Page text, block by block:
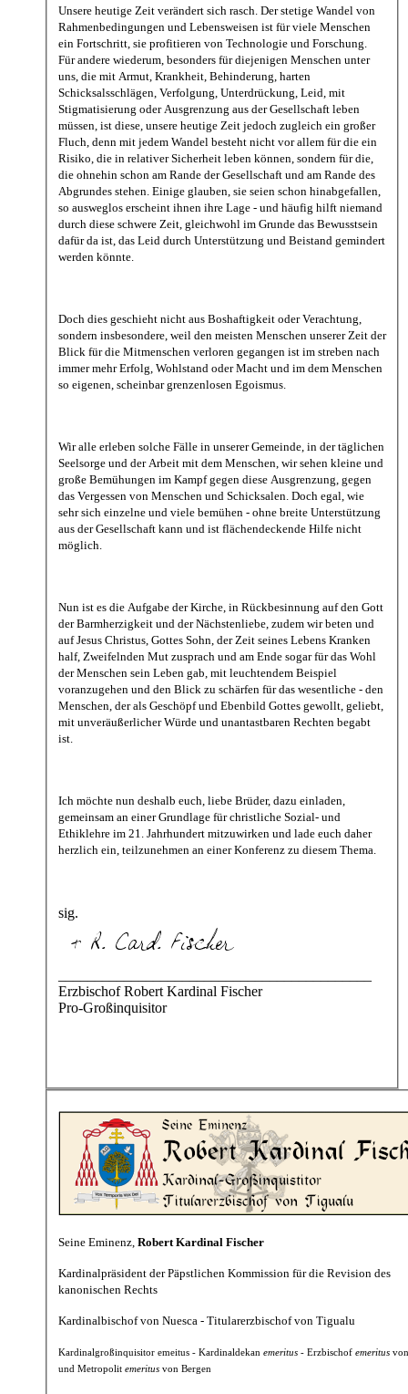
Unsere heutige Zeit verändert sich rasch. Der stetige Wandel von
Rahmenbedingungen und Lebensweisen ist für viele Menschen
ein Fortschritt, sie profitieren von Technologie und Forschung.
Für andere wiederum, besonders für diejenigen Menschen unter
uns, die mit Armut, Krankheit, Behinderung, harten
Schicksalsschlägen, Verfolgung, Unterdrückung, Leid, mit
Stigmatisierung oder Ausgrenzung aus der Gesellschaft leben
müssen, ist diese, unsere heutige Zeit jedoch zugleich ein großer
Fluch, denn mit jedem Wandel besteht nicht vor allem für die ein
Risiko, die in relativer Sicherheit leben können, sondern für die,
die ohnehin schon am Rande der Gesellschaft und am Rande des
Abgrundes stehen. Einige glauben, sie seien schon hinabgefallen,
so ausweglos erscheint ihnen ihre Lage - und häufig hilft niemand
durch diese schwere Zeit, gleichwohl im Grunde das Bewusstsein
dafür da ist, das Leid durch Unterstützung und Beistand gemindert
werden könnte.
Doch dies geschieht nicht aus Boshaftigkeit oder Verachtung,
sondern insbesondere, weil den meisten Menschen unserer Zeit der
Blick für die Mitmenschen verloren gegangen ist im streben nach
immer mehr Erfolg, Wohlstand oder Macht und im dem Menschen
so eigenen, scheinbar grenzenlosen Egoismus.
Wir alle erleben solche Fälle in unserer Gemeinde, in der täglichen
Seelsorge und der Arbeit mit dem Menschen, wir sehen kleine und
große Bemühungen im Kampf gegen diese Ausgrenzung, gegen
das Vergessen von Menschen und Schicksalen. Doch egal, wie
sehr sich einzelne und viele bemühen - ohne breite Unterstützung
aus der Gesellschaft kann und ist flächendeckende Hilfe nicht
möglich.
Nun ist es die Aufgabe der Kirche, in Rückbesinnung auf den Gott
der Barmherzigkeit und der Nächstenliebe, zudem wir beten und
auf Jesus Christus, Gottes Sohn, der Zeit seines Lebens Kranken
half, Zweifelnden Mut zusprach und am Ende sogar für das Wohl
der Menschen sein Leben gab, mit leuchtendem Beispiel
voranzugehen und den Blick zu schärfen für das wesentliche - den
Menschen, der als Geschöpf und Ebenbild Gottes gewollt, geliebt,
mit unveräußerlicher Würde und unantastbaren Rechten begabt
ist.
Ich möchte nun deshalb euch, liebe Brüder, dazu einladen,
gemeinsam an einer Grundlage für christliche Sozial- und
Ethiklehre im 21. Jahrhundert mitzuwirken und lade euch daher
herzlich ein, teilzunehmen an einer Konferenz zu diesem Thema.
sig.
Erzbischof Robert Kardinal Fischer
Pro-Großinquisitor
Seine Eminenz, Robert Kardinal Fischer
Kardinalpräsident der Päpstlichen Kommission für die Revision des
kanonischen Rechts
Kardinalbischof von Nuesca - Titularerzbischof von Tigualu
Kardinalgroßinquisitor emeitus - Kardinaldekan emeritus - Erzbischof emeritus
und Metropolit emeritus von Bergen